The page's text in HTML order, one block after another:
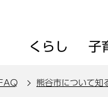
くらし 子
熊谷市について知